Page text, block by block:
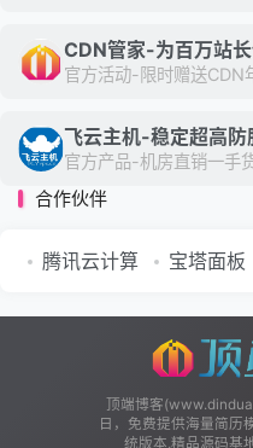
CDN管家-为百万站
官方活动-限时赠送CDN
飞云主机-稳定超高防
官方产品-机房直销一手
合作伙伴
腾讯云计算 宝塔面板
顶端博客
日，免费提供海量简历
统版本,精品源码基